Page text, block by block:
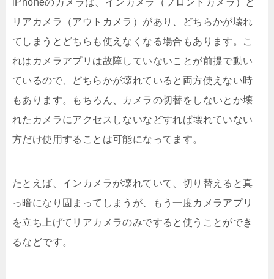
iPhoneのカメラは、インカメラ（フロントカメラ）と
リアカメラ（アウトカメラ）があり、どちらかが壊れ
てしまうとどちらも使えなくなる場合もあります。こ
れはカメラアプリは故障していないことが前提で動い
ているので、どちらかが壊れていると両方使えない時
もあります。もちろん、カメラの切替をしないとか壊
れたカメラにアクセスしないなどすれば壊れていない
方だけ使用することは可能になってます。
たとえば、インカメラが壊れていて、切り替えると真
っ暗になり固まってしまうが、もう一度カメラアプリ
を立ち上げてリアカメラのみですると使うことができ
るなどです。